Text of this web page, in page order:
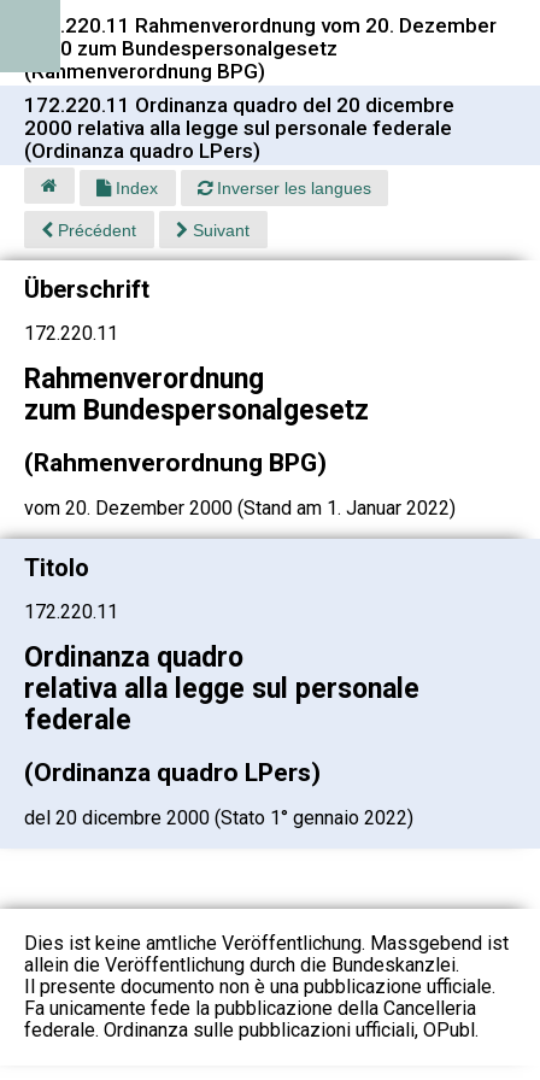
172.220.11 Rahmenverordnung vom 20. Dezember
2000 zum Bundespersonalgesetz
(Rahmenverordnung BPG)
172.220.11 Ordinanza quadro del 20 dicembre
2000 relativa alla legge sul personale federale
(Ordinanza quadro LPers)
Index Inverser les langues
Précédent Suivant
Überschrift
172.220.11
Rahmenverordnung
zum Bundespersonalgesetz
(Rahmenverordnung BPG)
vom 20. Dezember 2000 (Stand am 1. Januar 2022)
Titolo
172.220.11
Ordinanza quadro
relativa alla legge sul personale
federale
(Ordinanza quadro LPers)
del 20 dicembre 2000 (Stato 1° gennaio 2022)
Dies ist keine amtliche Veröffentlichung. Massgebend ist
allein die Veröffentlichung durch die Bundeskanzlei.
Il presente documento non è una pubblicazione ufficiale.
Fa unicamente fede la pubblicazione della Cancelleria
federale. Ordinanza sulle pubblicazioni ufficiali, OPubl.